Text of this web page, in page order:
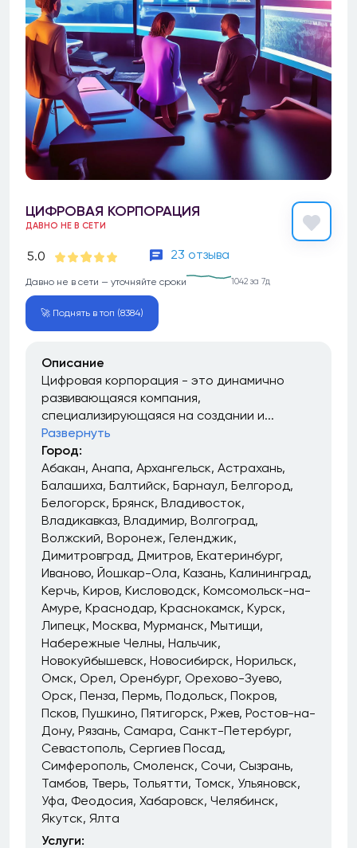
ЦИФРОВАЯ КОРПОРАЦИЯ
ДАВНО НЕ В СЕТИ
5.0 23 отзыва
Давно не в сети — уточняйте сроки 1042 за 7д
🚀 Поднять в топ (8384)
Описание
Цифровая корпорация - это динамично
развивающаяся компания,
специализирующаяся на создании и...
Развернуть
Город:
Абакан Анапа Архангельск Астрахань
Балашиха Балтийск Барнаул Белгород
Белогорск Брянск Владивосток
Владикавказ Владимир Волгоград
Волжский Воронеж Геленджик
Димитровград Дмитров Екатеринбург
Иваново Йошкар-Ола Казань Калининград
Керчь Киров Кисловодск Комсомольск-на-
Амуре Краснодар Краснокамск Курск
Липецк Москва Мурманск Мытищи
Набережные Челны Нальчик
Новокуйбышевск Новосибирск Норильск
Омск Орел Оренбург Орехово-Зуево
Орск Пенза Пермь Подольск Покров
Псков Пушкино Пятигорск Ржев Ростов-на-
Дону Рязань Самара Санкт-Петербург
Севастополь Сергиев Посад
Симферополь Смоленск Сочи Сызрань
Тамбов Тверь Тольятти Томск Ульяновск
Уфа Феодосия Хабаровск Челябинск
Якутск Ялта
Услуги: